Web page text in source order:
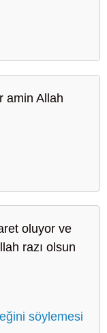
amin Allah
oluyor ve
razı olsun
söylemesi